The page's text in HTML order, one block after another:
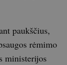
paukščius,
rėmimo
ministerijos